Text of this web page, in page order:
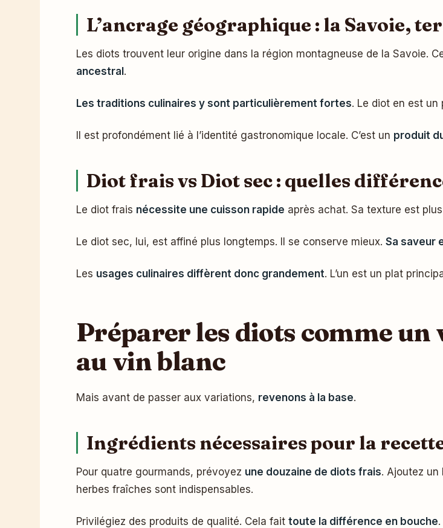
L’ancrage géographique : la Savoie,
Les diots trouvent leur origine dans la région montagneuse de la Savoie.
ancestral .
Les traditions culinaires y sont particulièrement fortes. Le diot en est un
Il est profondément lié à l’identité gastronomique locale. C’est un produit
Diot frais vs Diot sec : quelles
Le diot frais nécessite une cuisson rapide après achat. Sa texture est
Le diot sec, lui, est affiné plus longtemps. Il se conserve mieux. Sa saveur
Les usages culinaires diffèrent donc grandement. L’un est un plat
Préparer les diots comme
au vin blanc
Mais avant de passer aux variations, revenons à la base.
Ingrédients nécessaires pour la
Pour quatre gourmands, prévoyez une douzaine de diots frais. Ajoutez un
herbes fraîches sont indispensables.
Privilégiez des produits de qualité. Cela fait toute la différence en bouche.